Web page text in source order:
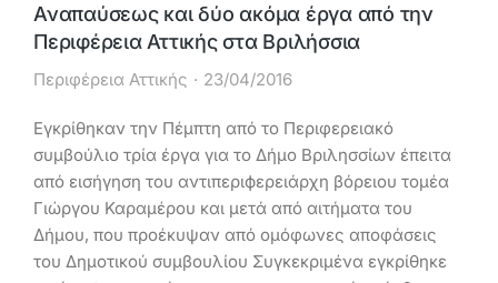
Αναπαύσεως και δύο ακόμα έργα από την
Περιφέρεια Αττικής στα Βριλήσσια
Περιφέρεια Αττικής 23/04/2016
Εγκρίθηκαν την Πέμπτη από το Περιφερειακό
συμβούλιο τρία έργα για το Δήμο Βριλησσίων έπειτα
από εισήγηση του αντιπεριϕερειάρχη βόρειου τομέα
Γιώργου Καραμέρου και μετά από αιτήματα του
Δήμου, που προέκυψαν από ομόφωνες αποφάσεις
του Δημοτικού συμβουλίου Συγκεκριμένα εγκρίθηκε